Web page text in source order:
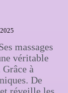
massages
véritable
à
De